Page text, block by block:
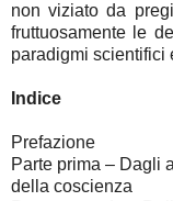
non viziato da
fruttuosamente le
paradigmi scientifici
Indice
Prefazione
Parte prima – Dagli
della coscienza